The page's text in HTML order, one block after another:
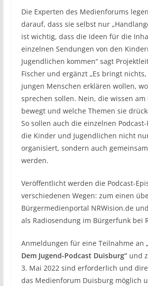
Die Experten des Medienforums
darauf, dass sie selbst nur
ist wichtig, dass die Ideen für die
einzelnen Sendungen von den
Jugendlichen kommen“ sagt
Fischer und ergänzt „Es bringt
jungen Menschen erklären wollen,
sprechen sollen. Nein, die wissen am
bewegt und welche Themen sie
So sollen auch die einzelnen
die Kinder und Jugendlichen nicht
organisiert, sondern auch
werden.
Veröffentlicht werden die Podcast-
verschiedenen Wegen: zum einen
Bürgermedienportal NRWision.de
als Radiosendung im Bürgerfunk bei
Anmeldungen für eine Teilnahme an
Dem Jugend-Podcast Duisburg“ und
3. Mai 2022 sind erforderlich und
das Medienforum Duisburg möglich